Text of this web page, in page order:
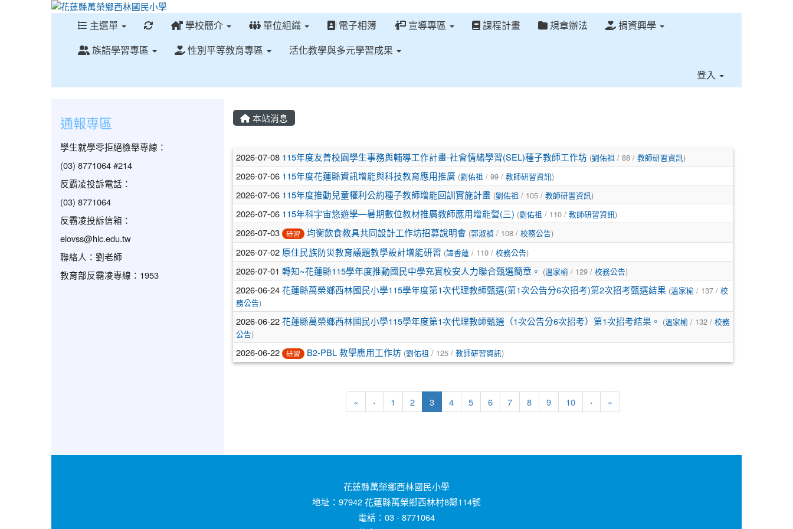
主選單 重新取得佈景設定
學校簡介 單位組織 電子相簿 宣導專區 課程計畫 規章辦法
捐資興學
族語學習專區
性別平等教育專區
活化教學與多元學習成果
登入
本站消息
文章列表
2026-07-08 115年度友善校園學生事務與輔導工作計畫-社會情緒學習(SEL)種子教師工作坊 (劉佑祖 / 88 / 教師研習資訊)
2026-07-06 115年度花蓮縣資訊增能與科技教育應用推廣 (劉佑祖 / 99 / 教師研習資訊)
2026-07-06 115年度推動兒童權利公約種子教師增能回訓實施計畫 (劉佑祖 / 105 / 教師研習資訊)
2026-07-06 115年科宇宙悠遊學—暑期數位教材推廣教師應用增能營(三) (劉佑祖 / 110 / 教師研習資訊)
2026-07-03 研習 均衡飲食教具共同設計工作坊招募說明會 (郭淑禎/ 108 / 校務公告)
2026-07-02 原住民族防災教育議題教學設計增能研習 (譚香蓮 / 110 / 校務公告)
2026-07-01 轉知~花蓮縣115學年度推動國民中學充實校安人力聯合甄選簡章。 (溫家榆/ 129 / 校務公告)
2026-06-24花蓮縣萬榮鄉西林國民小學115學年度第1次代理教師甄選(第1次公告分6次招考)第2次招考甄選結果 (溫家榆/ 137 / 校
務公告)
2026-06-22花蓮縣萬榮鄉西林國民小學115學年度第1次代理教師甄選（1次公告分6次招考）第1次招考結果。 (溫家榆/ 132 / 校務
公告)
2026-06-22 研習 B2-PBL 教學應用工作坊 (劉佑祖 / 125 / 教師研習資訊)
«第一頁
‹上一頁
1 2 3(目前頁次)
4 5 6 7 8 9 10 ›下一頁
»最後頁
通報專區
學生就學零拒絕檢舉專線：
(03) 8771064 #214
反霸凌投訴電話：
(03) 8771064
反霸凌投訴信箱：
elovss@hlc.edu.tw
聯絡人：劉老師
教育部反霸凌專線：1953
花蓮縣萬榮鄉西林國民小學
地址：97942 花蓮縣萬榮鄉西林村8鄰114號
電話：03 - 8771064